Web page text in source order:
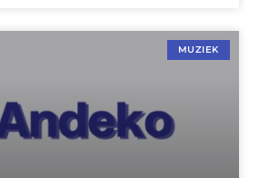
MUZIEK